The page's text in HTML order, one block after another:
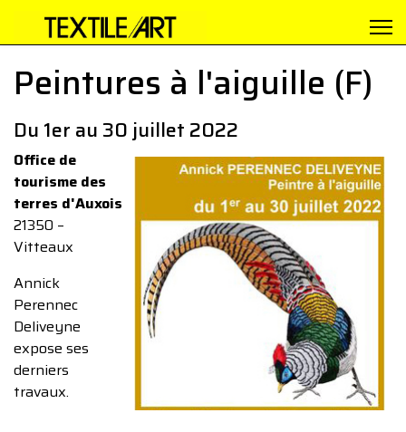
Peintures à l'aiguille (F)
Du 1er au 30 juillet 2022
Office de
tourisme des
terres d'Auxois
21350 –
Vitteaux
Annick
Perennec
Deliveyne
expose ses
derniers
travaux.